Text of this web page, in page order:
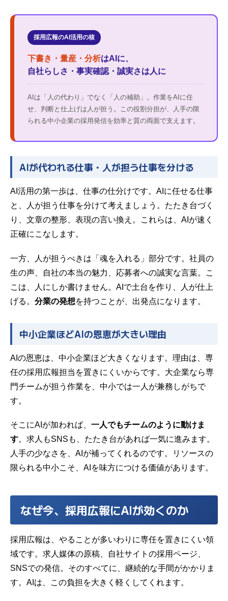
採用広報のAI活用の核
下書き・量産・分析はAIに、
自社らしさ・事実確認・誠実さは人に
AIは「人の代わり」でなく「人の補助」。作業をAIに任
せ、判断と仕上げは人が担う。この役割分担が、人手の限
られる中小企業の採用発信を効率と質の両面で支えます。
AIが代われる仕事・人が担う仕事を分ける
AI活用の第一歩は、仕事の仕分けです。AIに任せる仕事
と、人が担う仕事を分けて考えましょう。たたき台づく
り、文章の整形、表現の言い換え。これらは、AIが速く
正確にこなします。
一方、人が担うべきは「魂を入れる」部分です。社員の
生の声、自社の本当の魅力、応募者への誠実な言葉。こ
こは、人にしか書けません。AIで土台を作り、人が仕上
げる。 分業の発想を持つことが、出発点になります。
中小企業ほどAIの恩恵が大きい理由
AIの恩恵は、中小企業ほど大きくなります。理由は、専
任の採用広報担当を置きにくいからです。大企業なら専
門チームが担う作業を、中小では一人が兼務しがちで
す。
そこにAIが加われば、 一人でもチームのように動けま
す。求人もSNSも、たたき台があれば一気に進みます。
人手の少なさを、AIが補ってくれるのです。リソースの
限られる中小こそ、AIを味方につける価値があります。
なぜ今、採用広報にAIが効くのか
採用広報は、やることが多いわりに専任を置きにくい領
域です。求人媒体の原稿、自社サイトの採用ページ、
SNSでの発信。そのすべてに、継続的な手間がかかりま
す。AIは、この負担を大きく軽くしてくれます。